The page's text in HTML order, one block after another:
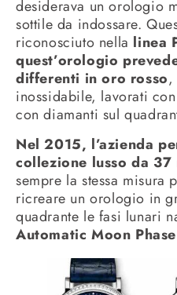
desiderava un orologio
sottile da indossare.
riconosciuto nella linea
quest’orologio
differenti in oro rosso,
inossidabile, lavorati
con diamanti sul
Nel 2015, l’azienda
collezione lusso da 37
sempre la stessa misura
ricreare un orologio in
quadrante le fasi lunari
Automatic Moon